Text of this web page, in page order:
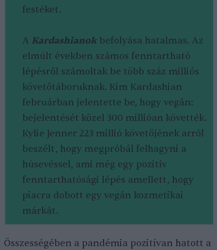
festéket.
A Kardashianokbefolyása hatalmas. Az
elmúlt években számos fenntartható
lépésről számoltak be több száz milliós
követőtáboruknak. Kim Kardashian
februárban jelentette be, hogy vegán:
bejelentését közel 300 millióan követték.
Kylie Jenner 223 millió követőjének arról
beszélt, hogy megpróbál felhagyni a
húsevéssel, ami még egy pozitív
fenntarthatósági lépés amellett, hogy
piacra dobott egy vegán kozmetikai
márkát.
Összességében a pandémia pozitívan hatott a